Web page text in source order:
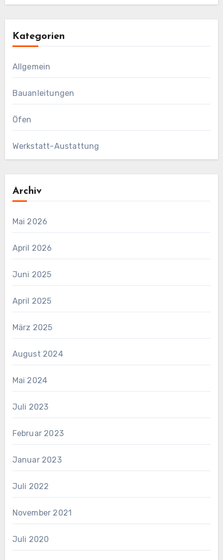
Kategorien
Allgemein
Bauanleitungen
Öfen
Werkstatt-Austattung
Archiv
Mai 2026
April 2026
Juni 2025
April 2025
März 2025
August 2024
Mai 2024
Juli 2023
Februar 2023
Januar 2023
Juli 2022
November 2021
Juli 2020